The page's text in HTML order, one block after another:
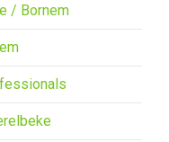
/ Bornem